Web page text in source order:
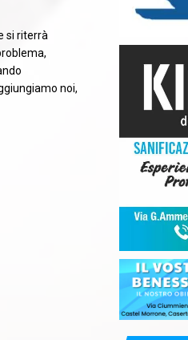
si riterrà
noi,